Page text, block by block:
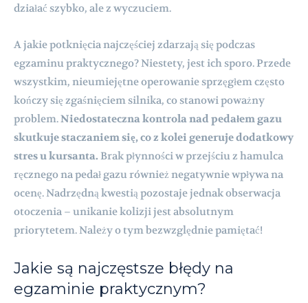
działać szybko, ale z wyczuciem.
A jakie potknięcia najczęściej zdarzają się podczas
egzaminu praktycznego? Niestety, jest ich sporo. Przede
wszystkim, nieumiejętne operowanie sprzęgłem często
kończy się zgaśnięciem silnika, co stanowi poważny
problem.Niedostateczna kontrola nad pedałem gazu
skutkuje staczaniem się, co z kolei generuje dodatkowy
stres u kursanta. Brak płynności w przejściu z hamulca
ręcznego na pedał gazu również negatywnie wpływa na
ocenę. Nadrzędną kwestią pozostaje jednak obserwacja
otoczenia – unikanie kolizji jest absolutnym
priorytetem. Należy o tym bezwzględnie pamiętać!
Jakie są najczęstsze błędy na
egzaminie praktycznym?